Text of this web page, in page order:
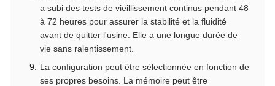
a subi des tests de vieillissement continus pendant 48
à 72 heures pour assurer la stabilité et la fluidité
avant de quitter l'usine. Elle a une longue durée de
vie sans ralentissement.
La configuration peut être sélectionnée en fonction de
ses propres besoins. La mémoire peut être